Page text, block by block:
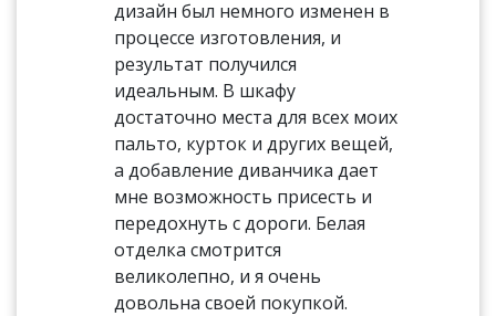
дизайн был немного изменен в
процессе изготовления, и
результат получился
идеальным. В шкафу
достаточно места для всех моих
пальто, курток и других вещей,
а добавление диванчика дает
мне возможность присесть и
передохнуть с дороги. Белая
отделка смотрится
великолепно, и я очень
довольна своей покупкой.